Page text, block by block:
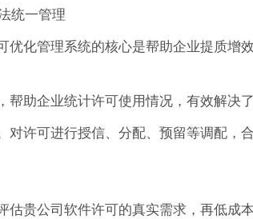
统一管理
化管理系统的核心是帮助企业提质增
助企业统计许可使用情况，有效解决
许可进行授信、分配、预留等调配，
贵公司软件许可的真实需求，再低成